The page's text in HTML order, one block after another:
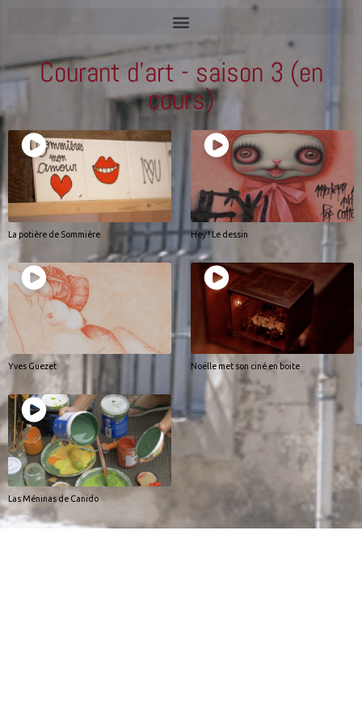
Courant d'art - saison 3 (en
cours)
La potière de Sommière Hey ! Le dessin
Yves Guezet Noëlle met son ciné en boite
Las Méninas de Canido